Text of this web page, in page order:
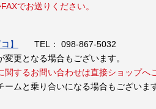
でお送りください。
】
TEL： 098-867-5032
更となる場合もございます。
するお問い合わせは直接ショップへ
ムと乗り合いになる場合もございま